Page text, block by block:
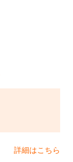
詳細はこちら